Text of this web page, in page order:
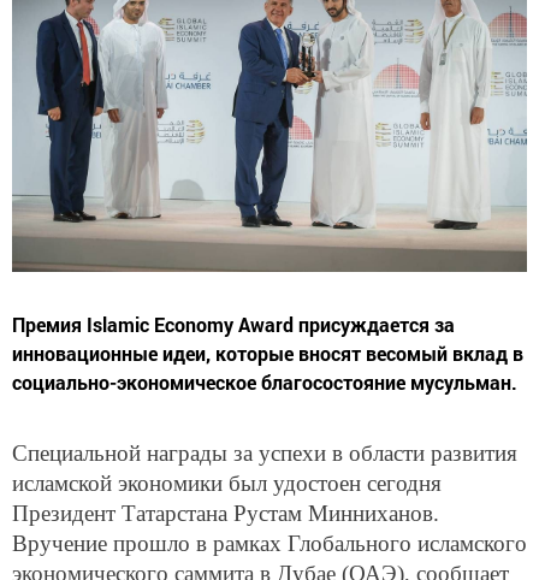
Премия Islamic Economy Award присуждается за
инновационные идеи, которые вносят весомый вклад в
социально-экономическое благосостояние мусульман.
Специальной награды за успехи в области развития
исламской экономики был удостоен сегодня
Президент Татарстана Рустам Минниханов.
Вручение прошло в рамках Глобального исламского
экономического саммита в Дубае (ОАЭ), сообщает